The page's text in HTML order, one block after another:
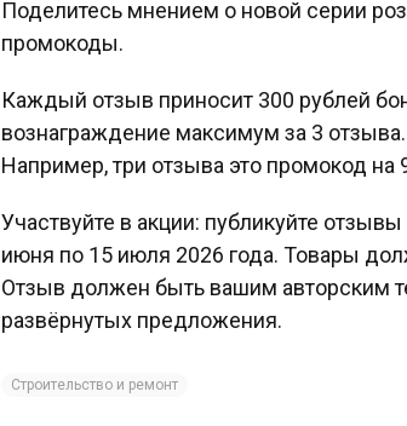
Поделитесь мнением о новой серии
промокоды.
Каждый отзыв приносит 300 рублей
вознаграждение максимум за 3
Например, три отзыва это промокод на
Участвуйте в акции: публикуйте
июня по 15 июля 2026 года. Товары
Отзыв должен быть вашим авторским
развёрнутых предложения.
Строительство и ремонт